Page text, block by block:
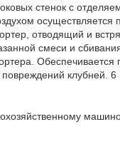
стенок с
осуществляется
отводящий и
смеси и
клубней. 6